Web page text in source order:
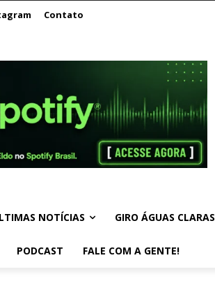
Contato
NOTÍCIAS GIRO ÁGUAS CLARAS
PODCAST FALE COM A GENTE!